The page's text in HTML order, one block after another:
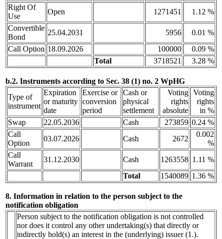
Right Of
Use
Open 1271451
1.12 %
Convertible
Bond
25.04.2031 5956
0.01 %
Call Option 18.09.2026 100000
0.09 %
Total
3718521 3.28 %
b.2. Instruments according to Sec. 38 (1) no. 2 WpHG
Type of
instrument
Expiration
or maturity
date
Exercise or
conversion
period
Cash or
physical
settlement
Voting
rights
absolute
Voting
rights
in %
Swap
22.05.2036 Cash 273859 0.24 %
Call
Option
03.07.2026 Cash 2672
0.002
%
Call
Warrant
31.12.2030 Cash 1263558 1.11 %
Total
1540089 1.36 %
8. Information in relation to the person subject to the
notification obligation
Person subject to the notification obligation is not controlled
nor does it control any other undertaking(s) that directly or
indirectly hold(s) an interest in the (underlying) issuer (1.).